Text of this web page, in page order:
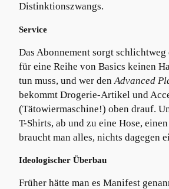
Distinktionszwangs.
Service
Das Abonnement sorgt schlichtweg
für eine Reihe von Basics keinen
tun muss, und wer den Advanced
bekommt Drogerie-Artikel und
(Tätowiermaschine!) oben drauf.
T-Shirts, ab und zu eine Hose,
braucht man alles, nichts dagegen
Ideologischer Überbau
Früher hätte man es Manifest